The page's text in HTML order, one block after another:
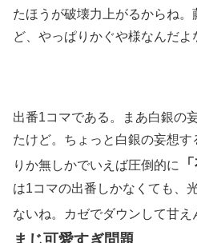
たほうが破壊力上がるからね
ど、やっぱりかぐや様なんだよ
出番1コマである。まあ白銀の
たけど。ちょっと白銀の妄想
りか無しかでいえば圧倒的に
は1コマの出番しかなくても、
ないね。カゼでダウンして甘え
まじ可愛すぎ問題